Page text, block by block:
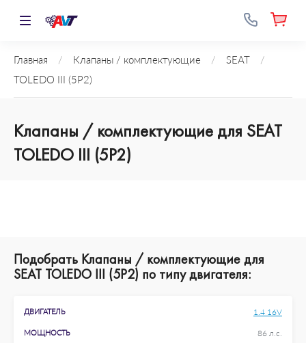
Главная / Клапаны / комплектующие / SEAT
/
TOLEDO III (5P2)
Клапаны / комплектующие для SEAT
TOLEDO III (5P2)
Подобрать Клапаны / комплектующие для
SEAT TOLEDO III (5P2) по типу двигателя:
ДВИГАТЕЛЬ 1.4 16V
МОЩНОСТЬ 86 л.с.